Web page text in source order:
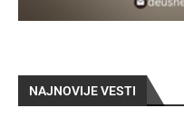
NAJNOVIJE VESTI